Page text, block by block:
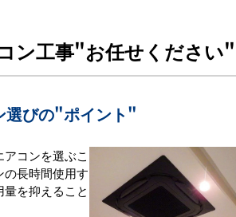
ン工事"お任せください"
選びの"ポイント"
コンを選ぶこ
の長時間使用す
を抑えること